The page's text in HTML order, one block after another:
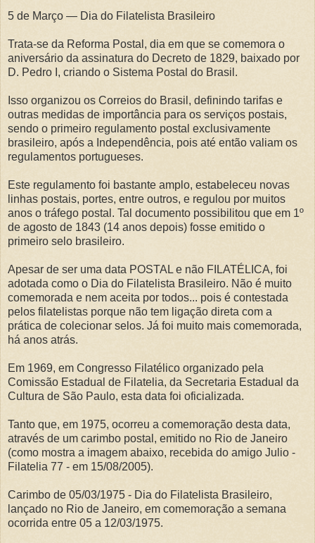
5 de Março — Dia do Filatelista Brasileiro
Trata-se da Reforma Postal, dia em que se comemora o
aniversário da assinatura do Decreto de 1829, baixado por
D. Pedro I, criando o Sistema Postal do Brasil.
Isso organizou os Correios do Brasil, definindo tarifas e
outras medidas de importância para os serviços postais,
sendo o primeiro regulamento postal exclusivamente
brasileiro, após a Independência, pois até então valiam os
regulamentos portugueses.
Este regulamento foi bastante amplo, estabeleceu novas
linhas postais, portes, entre outros, e regulou por muitos
anos o tráfego postal. Tal documento possibilitou que em 1º
de agosto de 1843 (14 anos depois) fosse emitido o
primeiro selo brasileiro.
Apesar de ser uma data POSTAL e não FILATÉLICA, foi
adotada como o Dia do Filatelista Brasileiro. Não é muito
comemorada e nem aceita por todos... pois é contestada
pelos filatelistas porque não tem ligação direta com a
prática de colecionar selos. Já foi muito mais comemorada,
há anos atrás.
Em 1969, em Congresso Filatélico organizado pela
Comissão Estadual de Filatelia, da Secretaria Estadual da
Cultura de São Paulo, esta data foi oficializada.
Tanto que, em 1975, ocorreu a comemoração desta data,
através de um carimbo postal, emitido no Rio de Janeiro
(como mostra a imagem abaixo, recebida do amigo Julio -
Filatelia 77 - em 15/08/2005).
Carimbo de 05/03/1975 - Dia do Filatelista Brasileiro,
lançado no Rio de Janeiro, em comemoração a semana
ocorrida entre 05 a 12/03/1975.